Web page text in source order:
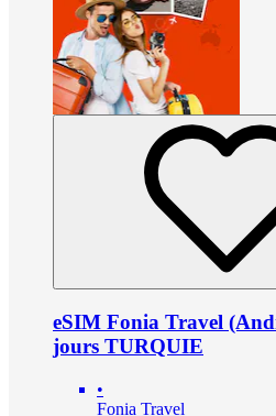
eSIM Fonia Travel
jours TURQUIE
•
Fonia Travel